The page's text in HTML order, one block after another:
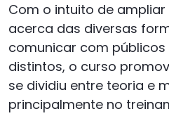
Com o intuito de
acerca das diversas
comunicar com públicos
distintos, o curso
se dividiu entre teoria e
principalmente no